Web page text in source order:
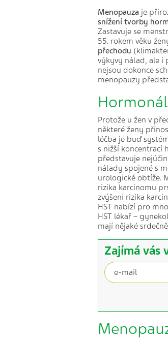
Menopauza je
snížení tvorby
Zastavuje se
55. rokem věku
přechodu
výkyvy nálad, ale i
nejsou dokonce
menopauzy
Protože u žen v
některé ženy
léčba je buď
s nižší koncentrací
představuje
nálady spojené s
urologické obtíže.
rizika karcinomu
zvýšení rizika
HST nabízí pro
HST lékař –
mají nějaké
Zajímá vás